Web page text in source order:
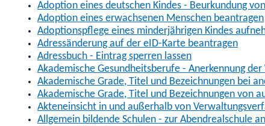
Adoption eines deutschen Kindes - Beurkundung
Adoption eines erwachsenen Menschen beantragen
Adoptionspflege eines minderjährigen Kindes
Adressänderung auf der eID-Karte beantragen
Adressbuch - Eintrag sperren lassen
Akademische Gesundheitsberufe - Anerkennung
Akademische Grade, Titel und Bezeichnungen bei
Akademische Grade, Titel und Bezeichnungen von
Akteneinsicht in und außerhalb von
Allgemein bildende Schulen - zur Abendrealschule